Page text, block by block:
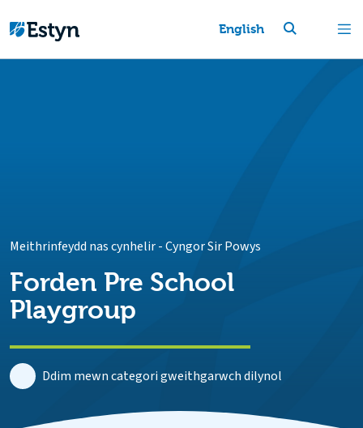
English
Meithrinfeydd nas cynhelir-Cyngor Sir Powys
Forden Pre School
Playgroup
Ddim mewn categori gweithgarwch dilynol